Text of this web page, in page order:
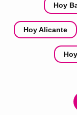
Hoy
Hoy Alicante